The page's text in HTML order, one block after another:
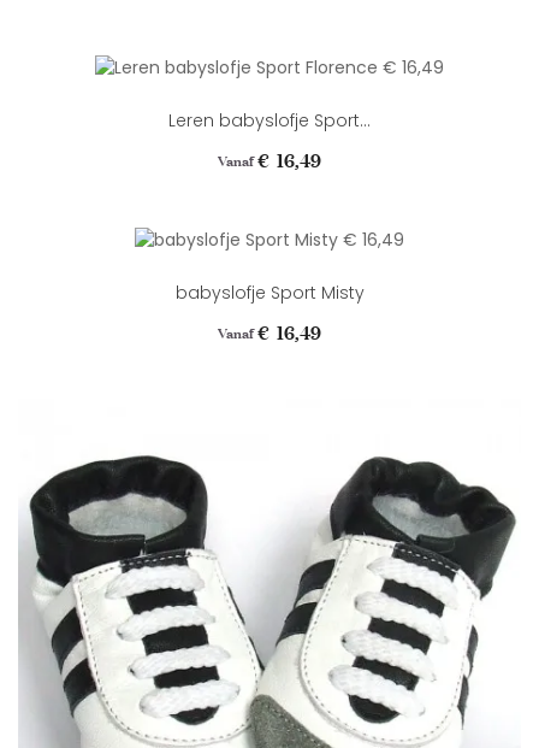
Leren babyslofje Sport...
Vanaf Prijs
€ 16,49
babyslofje Sport Misty
Vanaf Prijs
€ 16,49